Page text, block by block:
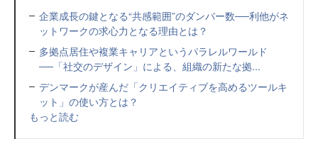
企業成長の鍵となる“共感範囲”のダンバー数──利他がネ
ットワークの求心力となる理由とは？
多拠点居住や複業キャリアというパラレルワールド
──「社交のデザイン」による、組織の新たな拠...
デンマークが産んだ「クリエイティブを高めるツールキ
ット」の使い方とは？
もっと読む